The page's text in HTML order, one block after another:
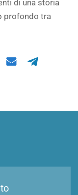
di una storia
profondo tra